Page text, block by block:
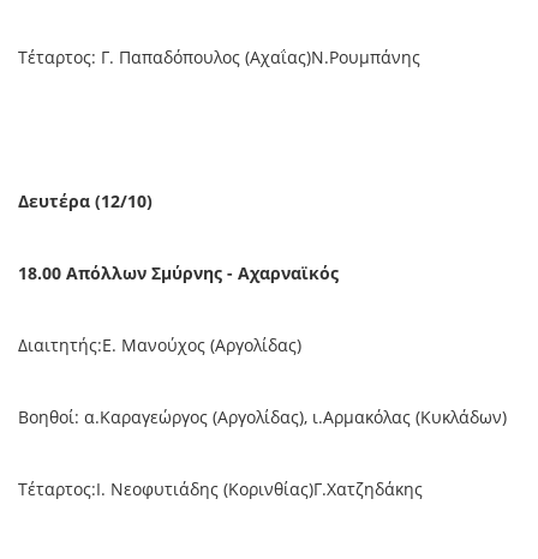
Τέταρτος: Γ. Παπαδόπουλος (Αχαΐας)Ν.Ρουμπάνης
Δευτέρα (12/10)
18.00 Απόλλων Σμύρνης - Αχαρναϊκός
Διαιτητής:Ε. Μανούχος (Αργολίδας)
Βοηθοί: α.Καραγεώργος (Αργολίδας), ι.Αρμακόλας (Κυκλάδων)
Τέταρτος:Ι. Νεοφυτιάδης (Κορινθίας)Γ.Χατζηδάκης